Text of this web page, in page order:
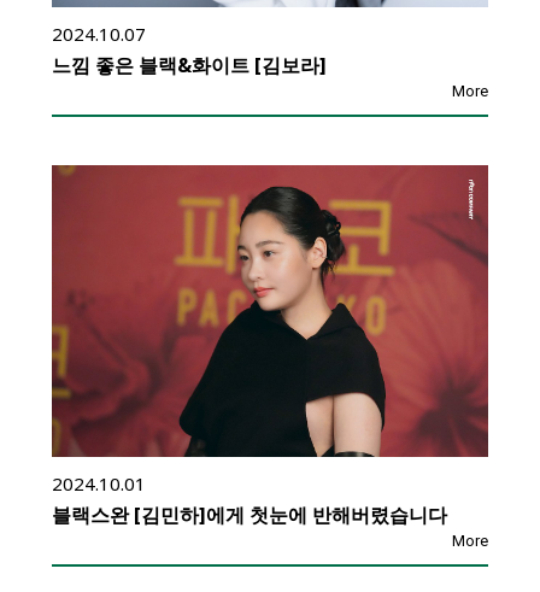
2024.10.07
느낌 좋은 블랙&화이트 [김보라]
More
2024.10.01
블랙스완 [김민하]에게 첫눈에 반해버렸습니다
More